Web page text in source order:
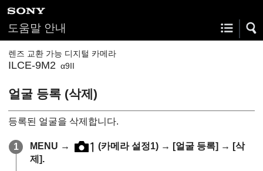
도움말 안내
렌즈 교환 가능 디지털 카메라
ILCE-9M2 α9II
얼굴 등록 (삭제 )
등록된 얼굴을 삭제합니다.
MENU → (카메라 설정1) → [얼굴 등록] → [삭
제].